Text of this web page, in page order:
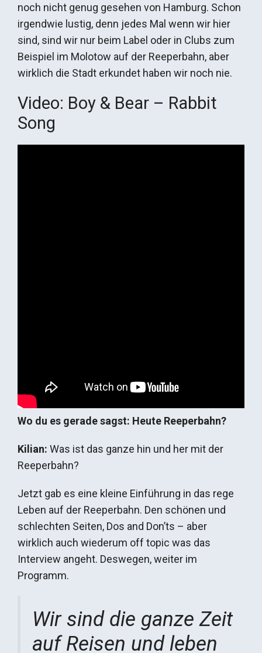
noch nicht genug gesehen von Hamburg. Schon
irgendwie lustig, denn jedes Mal wenn wir hier
sind, sind wir nur beim Label oder in Clubs zum
Beispiel im Molotow auf der Reeperbahn, aber
wirklich die Stadt erkundet haben wir noch nie.
Video: Boy & Bear – Rabbit
Song
Wo du es gerade sagst: Heute Reeperbahn?
Kilian: Was ist das ganze hin und her mit der
Reeperbahn?
Jetzt gab es eine kleine Einführung in das rege
Leben auf der Reeperbahn. Den schönen und
schlechten Seiten, Dos and Don’ts – aber
wirklich auch wiederum off topic was das
Interview angeht. Deswegen, weiter im
Programm.
Wir sind die ganze Zeit
auf Reisen und leben